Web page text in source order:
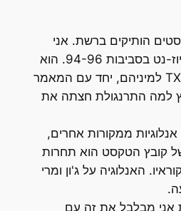
הותיקים ברשת. אני
זוכר שקראתי אותו בניוז-נט בסביבות 94-96. הוא
עדיין מופיע במאגרי TXT למיניהם, יחד עם המאמר
למה התרנגולת חצתה את
ממקורות אחרים,
קובץ הטקסט הוא תחרות
האנלוגיה על ג'ון ומרי
אני מבלבל את זה עם